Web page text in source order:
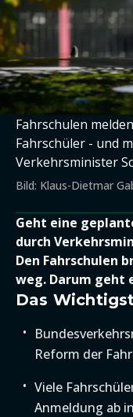
Fahrschulen
Fahrschüler - und
Verkehrsminister
Bild: Klaus-Dietmar
Geht eine
durch
Den Fahrschulen
weg. Darum geht
Das
Reform der
Viele
Anmeldung ab